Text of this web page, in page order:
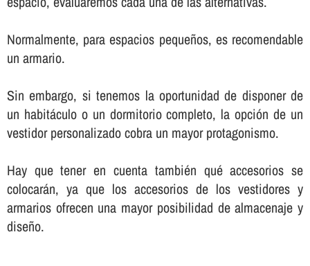
Normalmente, para espacios pequeños, es recomendable
un armario.
Sin embargo, si tenemos la oportunidad de disponer de
un habitáculo o un dormitorio completo, la opción de un
vestidor personalizado cobra un mayor protagonismo.
Hay que tener en cuenta también qué accesorios se
colocarán, ya que los accesorios de los vestidores y
armarios ofrecen una mayor posibilidad de almacenaje y
diseño.